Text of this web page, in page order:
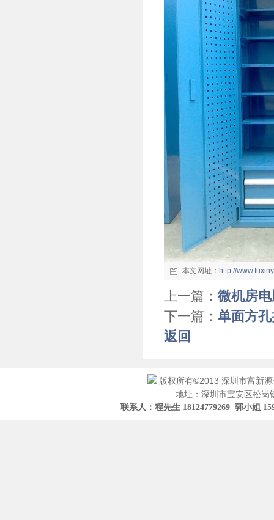
本文网址： http://
上一篇： 微机房
下一篇： 单面方
返回
版权所有©2013 深圳市富新
地址：深圳市宝安区松
联系人：程先生 18124779269 郭小姐